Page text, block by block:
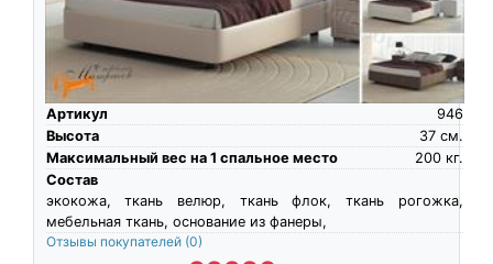
Артикул
946
Высота
см.
37
Максимальный вес на 1 спальное место
кг.
200
Состав
экокожа, ткань велюр, ткань флок, ткань рогожка,
мебельная ткань, основание из фанеры,
Отзывы покупателей (0)